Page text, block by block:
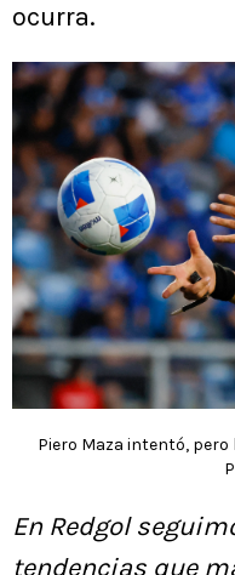
ocurra.
Piero Maza intentó, pero
En Redgol
tendencias que